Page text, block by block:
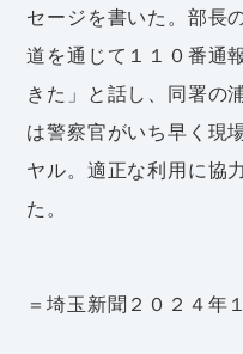
セージを書いた。部長
道を通じて１１０番通
きた」と話し、同署の
は警察官がいち早く現
ヤル。適正な利用に協
た。
＝埼玉新聞２０２４年